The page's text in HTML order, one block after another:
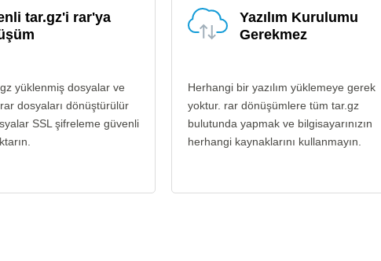
tar.gz'i rar'ya
yüklenmiş dosyalar ve
dosyaları dönüştürülür
SSL şifreleme güvenli
Yazılım Kurulumu
Gerekmez
Herhangi bir yazılım yüklemeye gerek
yoktur. rar dönüşümlere tüm tar.gz
bulutunda yapmak ve bilgisayarınızın
herhangi kaynaklarını kullanmayın.